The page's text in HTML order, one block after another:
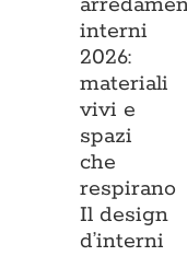
interni
2026:
materiali
vivi e
spazi
che
respirano
Il design
d’interni